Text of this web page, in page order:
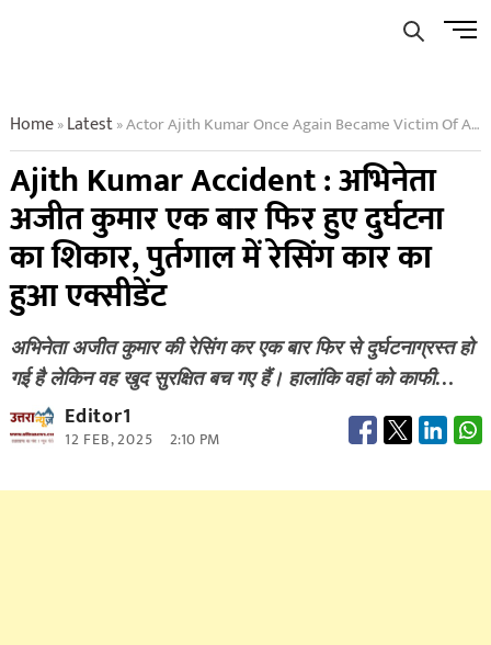
Menu
Home»Latest»Actor Ajith Kumar Once Again Became Victim Of An Accident
Ajith Kumar Accident : अभिनेता
अजीत कुमार एक बार फिर हुए दुर्घटना
का शिकार, पुर्तगाल में रेसिंग कार का
हुआ एक्सीडेंट
अभिनेता अजीत कुमार की रेसिंग कर एक बार फिर से दुर्घटनाग्रस्त हो
गई है लेकिन वह खुद सुरक्षित बच गए हैं। हालांकि वहां को काफी…
Editor1
12 FEB, 2025 2:10 PM